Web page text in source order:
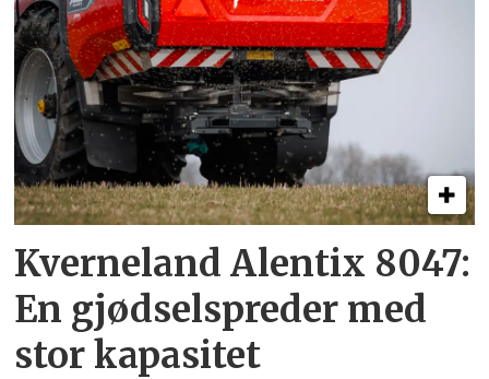
Kverneland Alentix 8047:
En gjødsel­spreder med
stor kapasitet